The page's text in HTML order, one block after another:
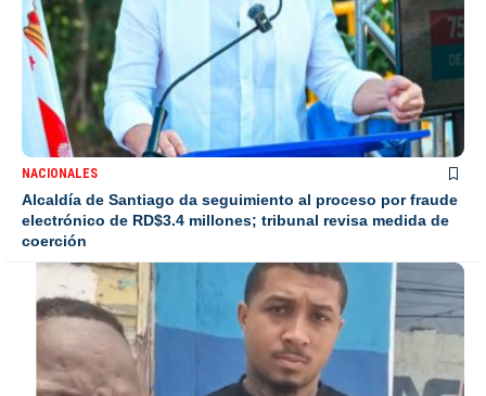
NACIONALES
Alcaldía de Santiago da seguimiento al proceso por fraude
electrónico de RD$3.4 millones; tribunal revisa medida de
coerción